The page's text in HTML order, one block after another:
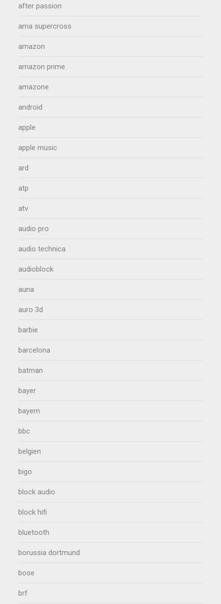
after passion
ama supercross
amazon
amazon prime
amazone
android
apple
apple music
ard
atp
atv
audio pro
audio technica
audioblock
auna
auro 3d
barbie
barcelona
batman
bayer
bayern
bbc
belgien
bigo
block audio
block hifi
bluetooth
borussia dortmund
bose
brf